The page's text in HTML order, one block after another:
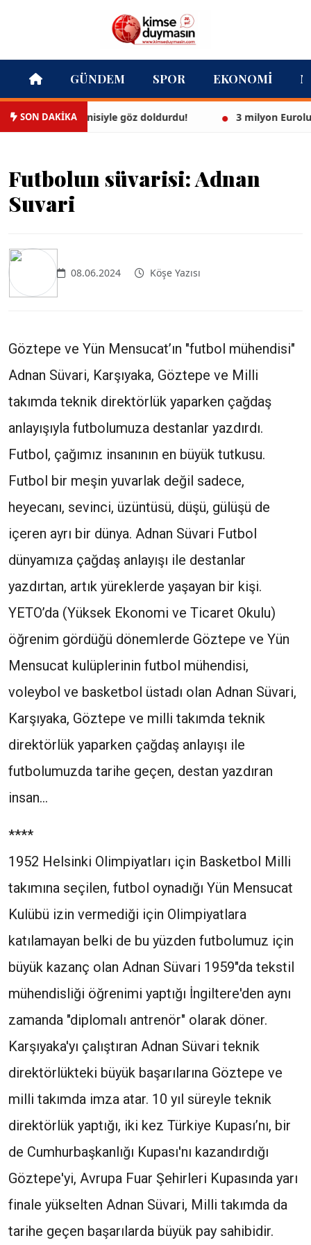
GÜNDEM SPOR EKONOMI
SON DAKİKA
beyaz bikinisiyle göz doldurdu! 3 milyon Euroluk
Futbolun süvarisi: Adnan
Suvari
08.06.2024 Köşe Yazısı
Göztepe ve Yün Mensucat’ın "futbol mühendisi"
Adnan Süvari, Karşıyaka, Göztepe ve Milli
takımda teknik direktörlük yaparken çağdaş
anlayışıyla futbolumuza destanlar yazdırdı.
Futbol, çağımız insanının en büyük tutkusu.
Futbol bir meşin yuvarlak değil sadece,
heyecanı, sevinci, üzüntüsü, düşü, gülüşü de
içeren ayrı bir dünya. Adnan Süvari Futbol
dünyamıza çağdaş anlayışı ile destanlar
yazdırtan, artık yüreklerde yaşayan bir kişi.
YETO’da (Yüksek Ekonomi ve Ticaret Okulu)
öğrenim gördüğü dönemlerde Göztepe ve Yün
Mensucat kulüplerinin futbol mühendisi,
voleybol ve basketbol üstadı olan Adnan Süvari,
Karşıyaka, Göztepe ve milli takımda teknik
direktörlük yaparken çağdaş anlayışı ile
futbolumuzda tarihe geçen, destan yazdıran
insan...
****
1952 Helsinki Olimpiyatları için Basketbol Milli
takımına seçilen, futbol oynadığı Yün Mensucat
Kulübü izin vermediği için Olimpiyatlara
katılamayan belki de bu yüzden futbolumuz için
büyük kazanç olan Adnan Süvari 1959"da tekstil
mühendisliği öğrenimi yaptığı İngiltere'den aynı
zamanda "diplomalı antrenör" olarak döner.
Karşıyaka'yı çalıştıran Adnan Süvari teknik
direktörlükteki büyük başarılarına Göztepe ve
milli takımda imza atar. 10 yıl süreyle teknik
direktörlük yaptığı, iki kez Türkiye Kupası’nı, bir
de Cumhurbaşkanlığı Kupası'nı kazandırdığı
Göztepe'yi, Avrupa Fuar Şehirleri Kupasında yarı
finale yükselten Adnan Süvari, Milli takımda da
tarihe geçen başarılarda büyük pay sahibidir.